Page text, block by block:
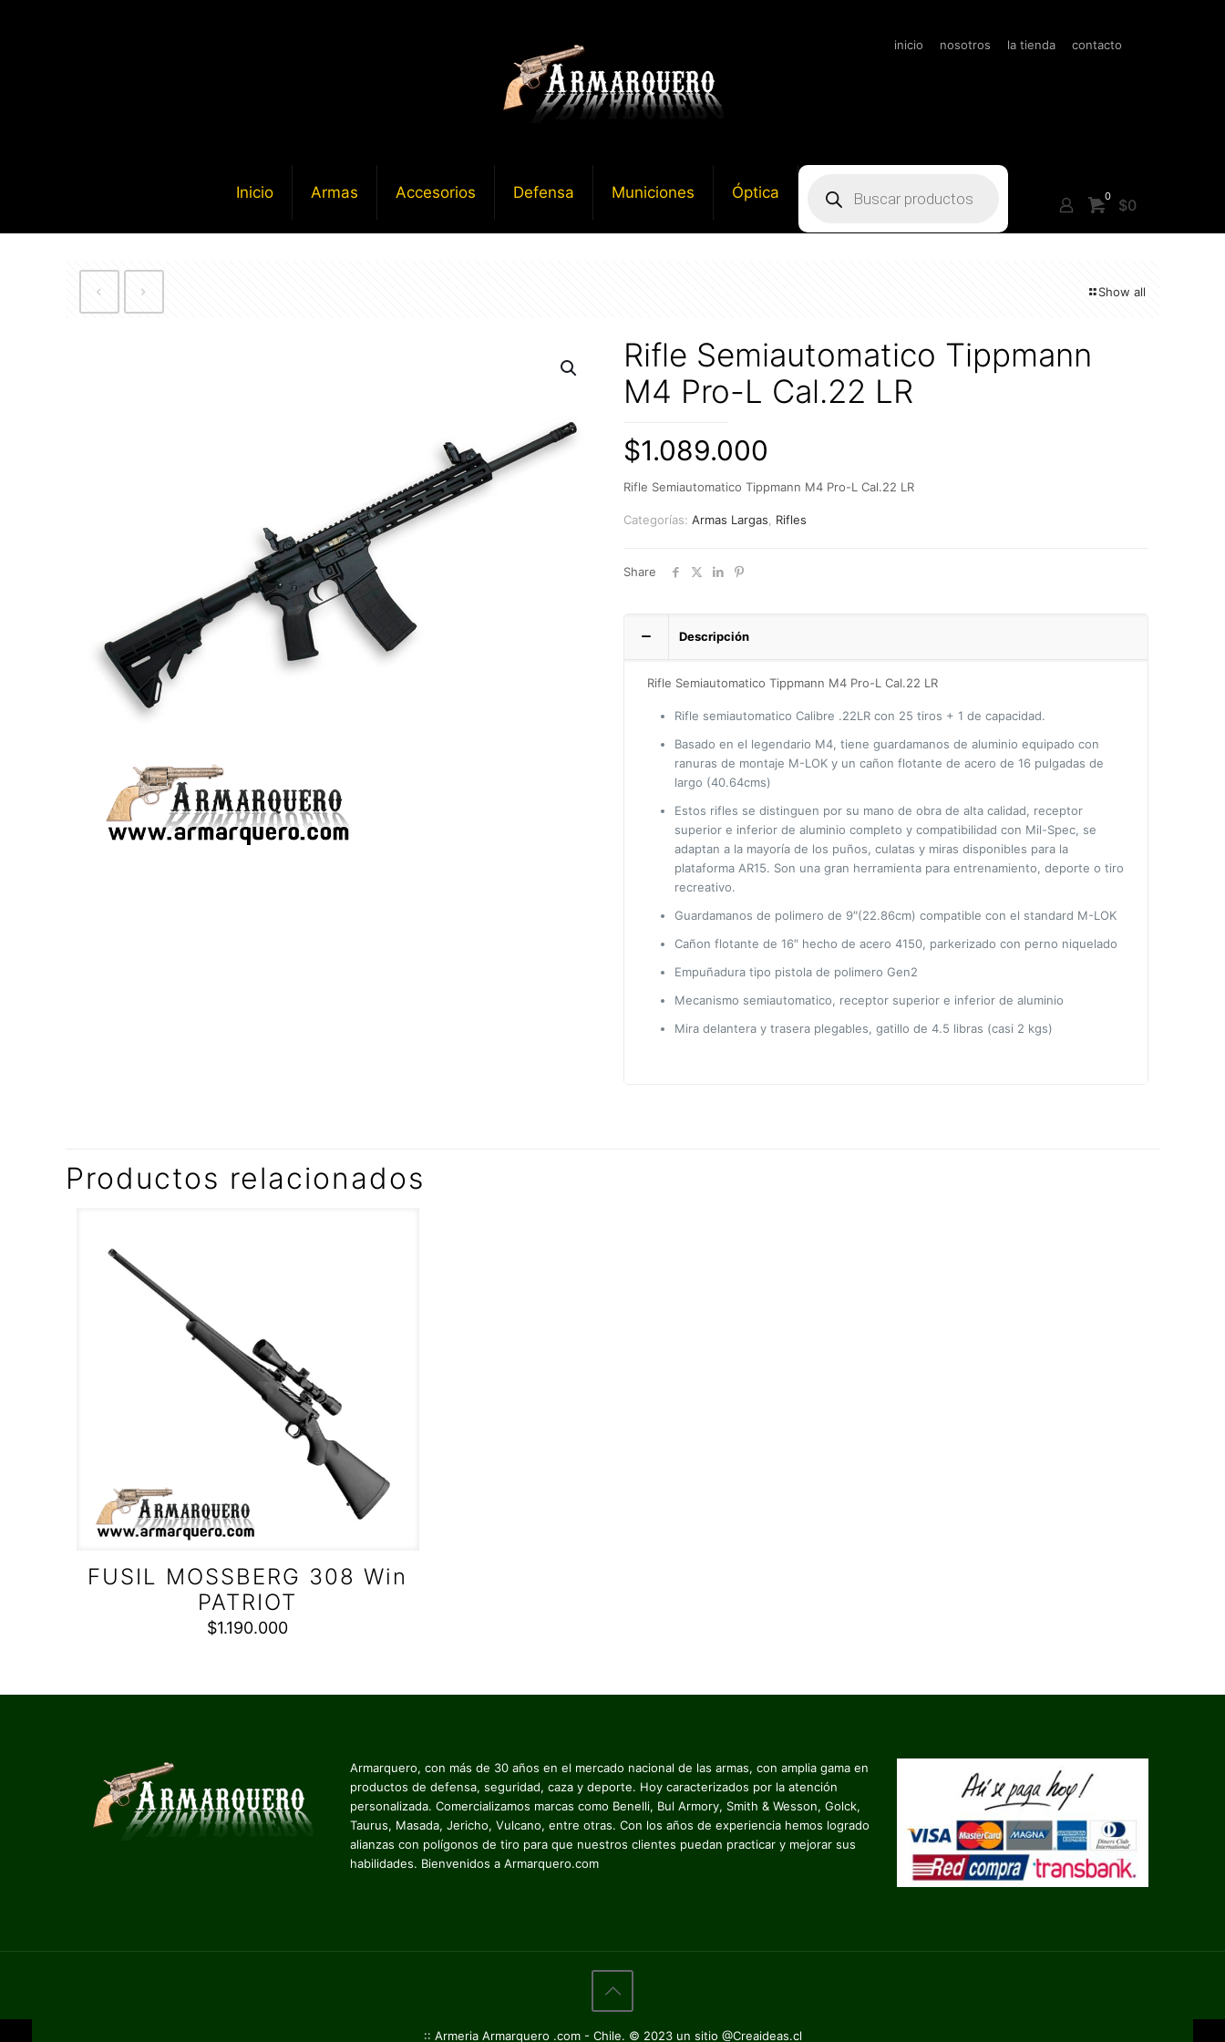
Inicio Armas Accesorios Defensa Municiones Óptica
productos
inicio nosotros la tienda contacto
0 $0
Show all
Rifle Semiautomatico Tippmann
M4 Pro-L Cal.22 LR
$1.089.000
Rifle Semiautomatico Tippmann M4 Pro-L Cal.22 LR
Categorías: Armas Largas Rifles
Share
Descripción
Rifle Semiautomatico Tippmann M4 Pro-L Cal.22 LR
Rifle semiautomatico Calibre .22LR con 25 tiros + 1 de capacidad.
Basado en el legendario M4, tiene guardamanos de aluminio equipado con
ranuras de montaje M-LOK y un cañon flotante de acero de 16 pulgadas de
largo (40.64cms)
Estos rifles se distinguen por su mano de obra de alta calidad, receptor
superior e inferior de aluminio completo y compatibilidad con Mil-Spec, se
adaptan a la mayoría de los puños, culatas y miras disponibles para la
plataforma AR15. Son una gran herramienta para entrenamiento, deporte o tiro
recreativo.
Guardamanos de polimero de 9″(22.86cm) compatible con el standard M-LOK
Cañon flotante de 16″ hecho de acero 4150, parkerizado con perno niquelado
Empuñadura tipo pistola de polimero Gen2
Mecanismo semiautomatico, receptor superior e inferior de aluminio
Mira delantera y trasera plegables, gatillo de 4.5 libras (casi 2 kgs)
Productos relacionados
FUSIL MOSSBERG 308 Win
PATRIOT
$1.190.000
Armarquero, con más de 30 años en el mercado nacional de las armas, con amplia gama en
productos de defensa, seguridad, caza y deporte. Hoy caracterizados por la atención
personalizada. Comercializamos marcas como Benelli, Bul Armory, Smith & Wesson, Golck,
Taurus, Masada, Jericho, Vulcano, entre otras. Con los años de experiencia hemos logrado
alianzas con polígonos de tiro para que nuestros clientes puedan practicar y mejorar sus
habilidades. Bienvenidos a Armarquero.com
:: Armeria Armarquero .com - Chile. © 2023 un sitio @Creaideas.cl